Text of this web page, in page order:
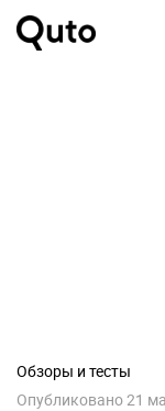
Обзоры и тесты
Опубликовано21